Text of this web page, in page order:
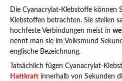
Die Cyanacrylat-Klebstoffe können
Klebstoffen betrachten. Sie stellen
hochfeste Verbindungen meist in
nennt man sie im Volksmund
englische Bezeichnung.
Tatsächlich fügen Cyanacrylat-
Haftkraft innerhalb von Sekunden